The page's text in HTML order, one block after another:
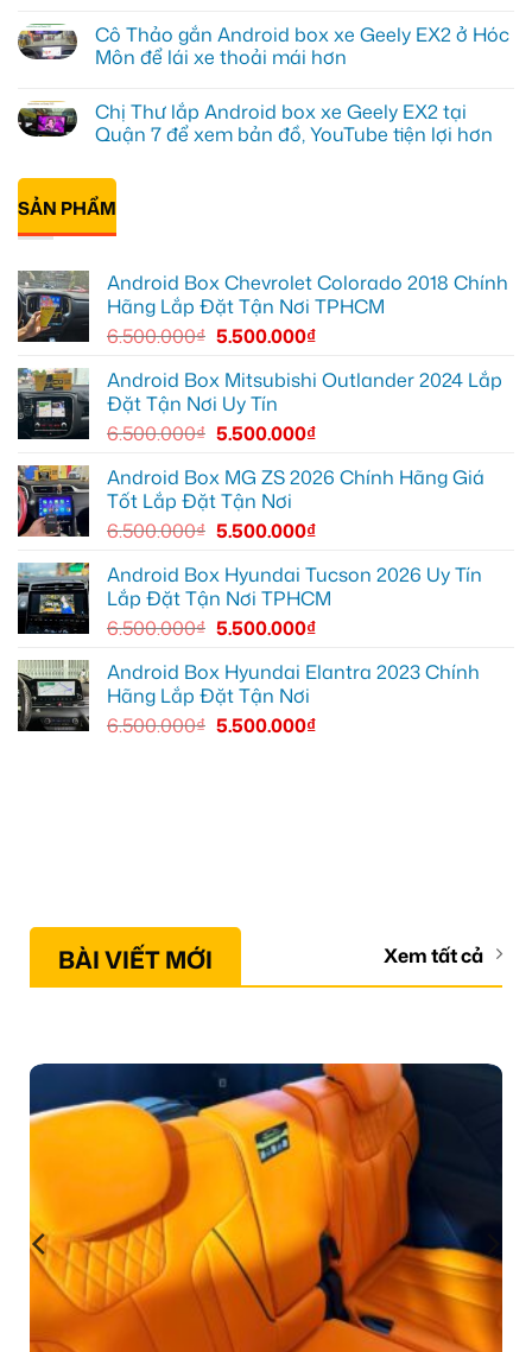
EX2
tại
Quận
xem
Youtube
lắp
Android
box
EX2
tại
Quận
xem
YouTube
và
bình
luận
ở
lắp
Android
box
EX2
tại
Quận
6
cao
trải
nghiệm
Cô Thảo gắn Android box xe Geely EX2 ở Hóc
Môn để lái xe thoải mái hơn
bình
luận
ở
gắn
Android
box
xe
Hóc
Môn
lái
thoải
mái
hơn
Chị Thư lắp Android box xe Geely EX2 tại
Quận 7 để xem bản đồ, YouTube tiện lợi hơn
có
luận
ở
Chị
Android
box
Geely
EX2
Quận
để
bản
YouTube
tiện
lợi
hơn
SẢN PHẨM
Android Box Chevrolet Colorado 2018 Chính
Hãng Lắp Đặt Tận Nơi TPHCM
6.500.000₫ 5.500.000₫
Android Box Mitsubishi Outlander 2024 Lắp
Đặt Tận Nơi Uy Tín
6.500.000₫ 5.500.000₫
Android Box MG ZS 2026 Chính Hãng Giá
Tốt Lắp Đặt Tận Nơi
6.500.000₫ 5.500.000₫
Android Box Hyundai Tucson 2026 Uy Tín
Lắp Đặt Tận Nơi TPHCM
6.500.000₫ 5.500.000₫
Android Box Hyundai Elantra 2023 Chính
Hãng Lắp Đặt Tận Nơi
6.500.000₫ 5.500.000₫
BÀI VIẾT MỚI Xem tất cả